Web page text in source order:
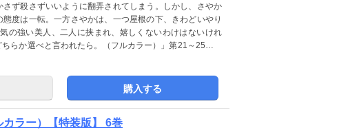
ず殺さずいいように翻弄されてしまう。しかし、さやか
度は一転。一方さやかは、一つ屋根の下、きわどいやり
の強い美人、二人に挟まれ、嬉しくないわけはないけれ
か選べと言われたら。（フルカラー）」第21～25巻を
購入する
ラー）【特装版】 6巻